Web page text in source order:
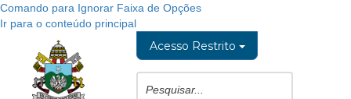
Comando para Ignorar Faixa de Opções
Ir para o conteúdo principal
Acesso Restrito